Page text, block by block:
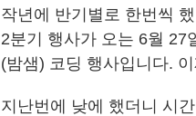
작년에 반기별로 한번씩
2분기 행사가 오는 6월 27
(밤샘) 코딩 행사입니다.
지난번에 낮에 했더니 시